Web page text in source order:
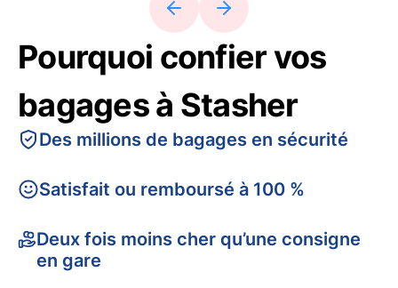
Pourquoi confier vos
bagages à Stasher
Des millions de bagages en sécurité
Satisfait ou remboursé à 100 %
Deux fois moins cher qu’une consigne
en gare